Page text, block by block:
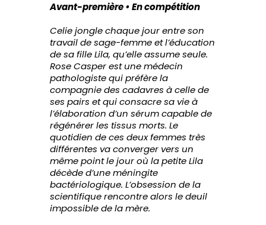
Avant-première • En compétition
Celie jongle chaque jour entre son
travail de sage-femme et l’éducation
de sa fille Lila, qu’elle assume seule.
Rose Casper est une médecin
pathologiste qui préfère la
compagnie des cadavres à celle de
ses pairs et qui consacre sa vie à
l’élaboration d’un sérum capable de
régénérer les tissus morts. Le
quotidien de ces deux femmes très
différentes va converger vers un
même point le jour où la petite Lila
décède d’une méningite
bactériologique. L’obsession de la
scientifique rencontre alors le deuil
impossible de la mère.